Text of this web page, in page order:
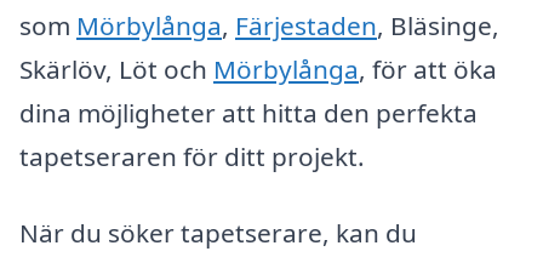
som Mörbylånga, Färjestaden, Bläsinge,
Skärlöv, Löt och Mörbylånga, för att öka
dina möjligheter att hitta den perfekta
tapetseraren för ditt projekt.
När du söker tapetserare, kan du